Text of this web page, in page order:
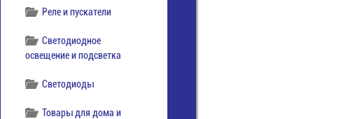
Реле и пускатели
Светодиодное
освещение и подсветка
Светодиоды
Товары для дома и